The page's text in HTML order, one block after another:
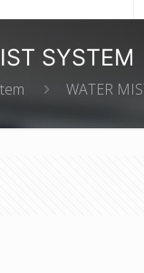
SYSTEM
WATER